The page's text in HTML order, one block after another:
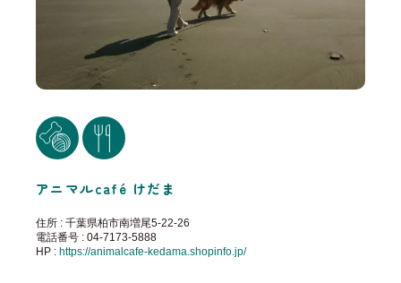
アニマルcafé けだま
住所 : 千葉県柏市南増尾5-22-26
電話番号 : 04-7173-5888
HP :https://animalcafe-kedama.shopinfo.jp/